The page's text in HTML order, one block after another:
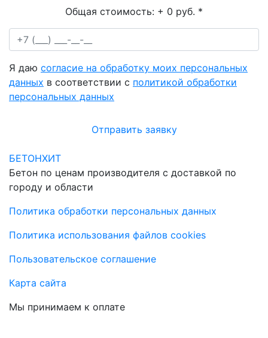
Общая стоимость: + 0 руб. *
Я даю согласие на обработку моих персональных
данных в соответствии с политикой обработки
персональных данных
Отправить заявку
БЕТОНХИТ
Бетон по ценам производителя с доставкой по
городу и области
Политика обработки персональных данных
Политика использования файлов cookies
Пользовательское соглашение
Карта сайта
Мы принимаем к оплате